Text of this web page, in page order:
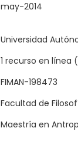
may-2014
Universidad
1 recurso en línea
FIMAN-198473
Facultad de
Maestría en